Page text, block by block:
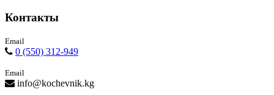
Контакты
Email
0 (550) 312-949
Email
info@kochevnik.kg